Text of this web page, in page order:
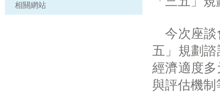
相關網站
今次座談
五」規劃
經濟適度
與評估機